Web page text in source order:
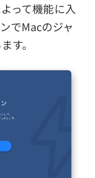
って機能に入
でMacのジャ
す。